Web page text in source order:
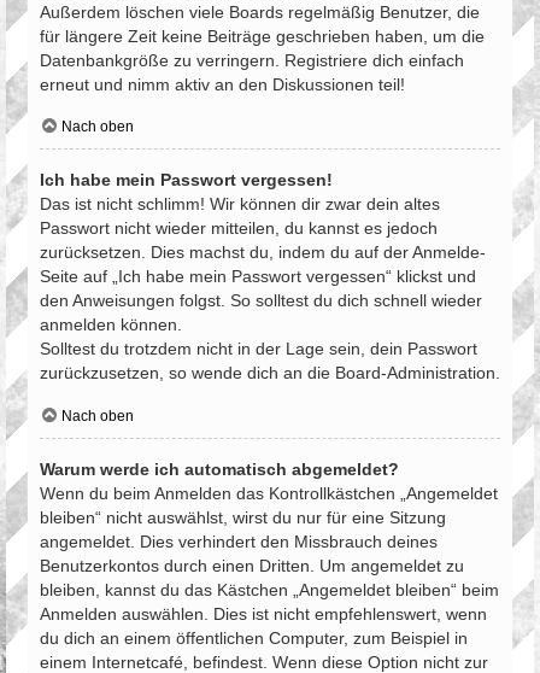
Außerdem löschen viele Boards regelmäßig Benutzer, die
für längere Zeit keine Beiträge geschrieben haben, um die
Datenbankgröße zu verringern. Registriere dich einfach
erneut und nimm aktiv an den Diskussionen teil!
Nach oben
Ich habe mein Passwort vergessen!
Das ist nicht schlimm! Wir können dir zwar dein altes
Passwort nicht wieder mitteilen, du kannst es jedoch
zurücksetzen. Dies machst du, indem du auf der Anmelde-
Seite auf „Ich habe mein Passwort vergessen“ klickst und
den Anweisungen folgst. So solltest du dich schnell wieder
anmelden können.
Solltest du trotzdem nicht in der Lage sein, dein Passwort
zurückzusetzen, so wende dich an die Board-Administration.
Nach oben
Warum werde ich automatisch abgemeldet?
Wenn du beim Anmelden das Kontrollkästchen „Angemeldet
bleiben“ nicht auswählst, wirst du nur für eine Sitzung
angemeldet. Dies verhindert den Missbrauch deines
Benutzerkontos durch einen Dritten. Um angemeldet zu
bleiben, kannst du das Kästchen „Angemeldet bleiben“ beim
Anmelden auswählen. Dies ist nicht empfehlenswert, wenn
du dich an einem öffentlichen Computer, zum Beispiel in
einem Internetcafé, befindest. Wenn diese Option nicht zur